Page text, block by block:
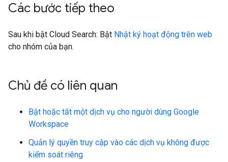
Các bước tiếp theo
Sau khi bật Cloud Search: Bật Nhật ký hoạt động trên web
cho nhóm của bạn.
Chủ đề có liên quan
Bật hoặc tắt một dịch vụ cho người dùng Google
Workspace
Quản lý quyền truy cập vào các dịch vụ không được
kiểm soát riêng